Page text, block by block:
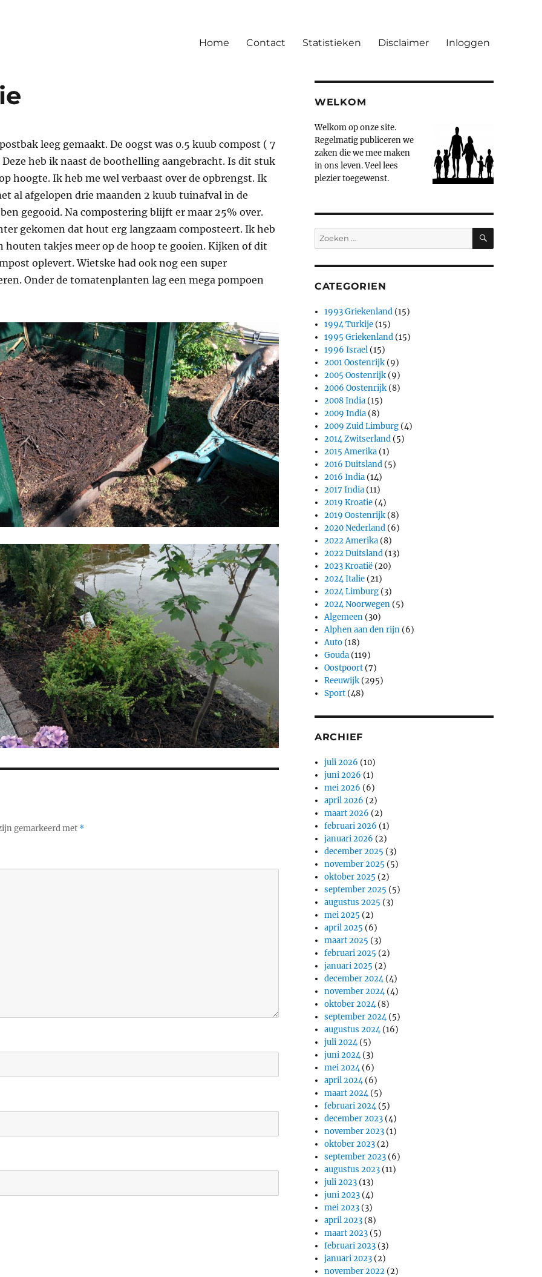
Home Contact Statistieken Disclaimer Inloggen
leeg gemaakt. De oogst was 0.5 kuub compost ( 7
heb ik naast de boothelling aangebracht. Is dit stuk
hoogte. Ik heb me wel verbaast over de opbrengst. Ik
al afgelopen drie maanden 2 kuub tuinafval in de
gegooid. Na compostering blijft er maar 25% over.
gekomen dat hout erg langzaam composteert. Ik heb
houten takjes meer op de hoop te gooien. Kijken of dit
oplevert. Wietske had ook nog een super
Onder de tomatenplanten lag een mega pompoen
gemarkeerd met *
WELKOM
Welkom op onze site.
Regelmatig publiceren we
zaken die we mee maken
in ons leven. Veel lees
plezier toegewenst.
Zoeken
naar:
ZOEKEN
CATEGORIEN
1993 Griekenland (15)
1994 Turkije (15)
1995 Griekenland (15)
1996 Israel (15)
2001 Oostenrijk (9)
2005 Oostenrijk (9)
2006 Oostenrijk (8)
2008 India (15)
2009 India (8)
2009 Zuid Limburg (4)
2014 Zwitserland (5)
2015 Amerika (1)
2016 Duitsland (5)
2016 India (14)
2017 India (11)
2019 Kroatie (4)
2019 Oostenrijk (8)
2020 Nederland (6)
2022 Amerika (8)
2022 Duitsland (13)
2023 Kroatië (20)
2024 Italie (21)
2024 Limburg (3)
2024 Noorwegen (5)
Algemeen (30)
Alphen aan den rijn (6)
Auto (18)
Gouda (119)
Oostpoort (7)
Reeuwijk (295)
Sport (48)
ARCHIEF
juli 2026 (10)
juni 2026 (1)
mei 2026 (6)
april 2026 (2)
maart 2026 (2)
februari 2026 (1)
januari 2026 (2)
december 2025 (3)
november 2025 (5)
oktober 2025 (2)
september 2025 (5)
augustus 2025 (3)
mei 2025 (2)
april 2025 (6)
maart 2025 (3)
februari 2025 (2)
januari 2025 (2)
december 2024(4)
november 2024(4)
oktober 2024(8)
september 2024(5)
augustus 2024(16)
juli 2024(5)
juni 2024(3)
mei 2024(6)
april 2024(6)
maart 2024(5)
februari 2024(5)
december 2023 (4)
november 2023 (1)
oktober 2023 (2)
september 2023 (6)
augustus 2023 (11)
juli 2023 (13)
juni 2023 (4)
mei 2023 (3)
april 2023 (8)
maart 2023 (5)
februari 2023 (3)
januari 2023 (2)
november 2022 (2)